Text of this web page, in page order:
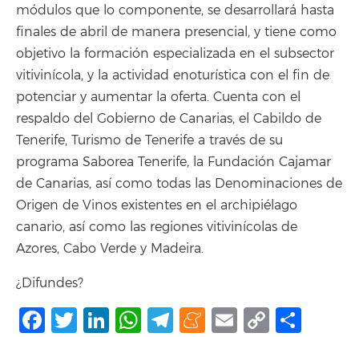
módulos que lo componente, se desarrollará hasta
finales de abril de manera presencial, y tiene como
objetivo la formación especializada en el subsector
vitivinícola, y la actividad enoturística con el fin de
potenciar y aumentar la oferta. Cuenta con el
respaldo del Gobierno de Canarias, el Cabildo de
Tenerife, Turismo de Tenerife a través de su
programa Saborea Tenerife, la Fundación Cajamar
de Canarias, así como todas las Denominaciones de
Origen de Vinos existentes en el archipiélago
canario, así como las regiones vitivinícolas de
Azores, Cabo Verde y Madeira.
¿Difundes?
Facebook
Twitter
LinkedIn
WhatsApp
Telegram
Meneame
Email
Copy